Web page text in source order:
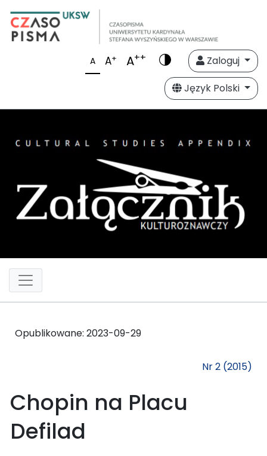
A A+ A++
Zaloguj
Język Polski
Opublikowane: 2023-09-29
Nr 2 (2015)
Chopin na Placu
Defilad